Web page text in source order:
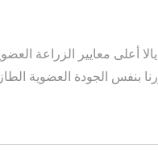
أعلى معايير الزراعة